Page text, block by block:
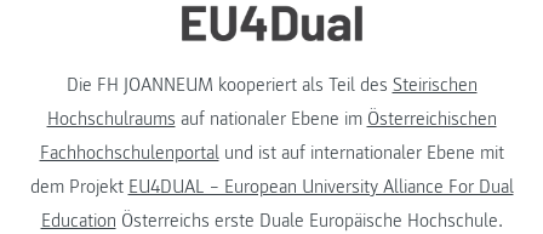
Die FH JOANNEUM kooperiert als Teil des Steirischen
Hochschulraums auf nationaler Ebene im Österreichischen
Fachhochschulenportalund ist auf internationaler Ebene mit
dem Projekt EU4DUAL – European University Alliance For Dual
Education Österreichs erste Duale Europäische Hochschule.